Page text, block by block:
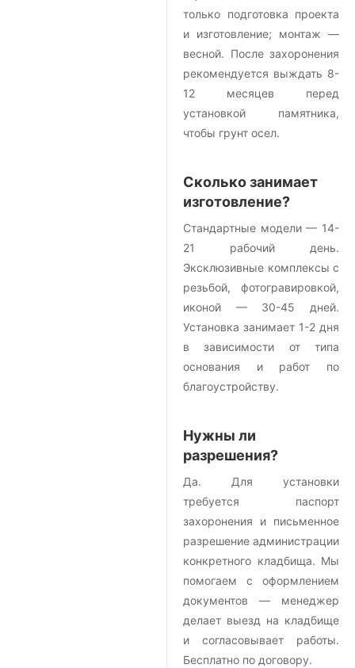
только подготовка проекта
и изготовление; монтаж —
весной. После захоронения
рекомендуется выждать 8-
12 месяцев перед
установкой памятника,
чтобы грунт осел.
Сколько занимает
изготовление?
Стандартные модели — 14-
21 рабочий день.
Эксклюзивные комплексы с
резьбой, фотогравировкой,
иконой — 30-45 дней.
Установка занимает 1-2 дня
в зависимости от типа
основания и работ по
благоустройству.
Нужны ли
разрешения?
Да. Для установки
требуется паспорт
захоронения и письменное
разрешение администрации
конкретного кладбища. Мы
помогаем с оформлением
документов — менеджер
делает выезд на кладбище
и согласовывает работы.
Бесплатно по договору.